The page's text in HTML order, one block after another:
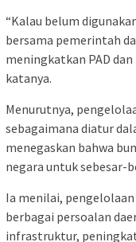
“Kalau belum
bersama pemerintah
meningkatkan PAD
katanya.
Menurutnya,
sebagaimana diatur
menegaskan bahwa
negara untuk sebesar-
Ia menilai,
berbagai persoalan
infrastruktur,